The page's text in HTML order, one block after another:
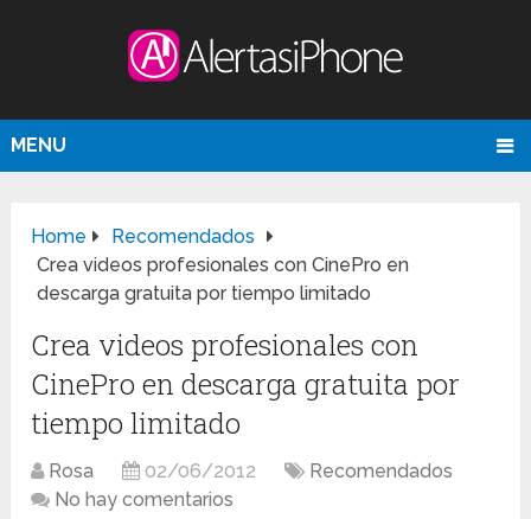
MENU
Home
Recomendados
Crea videos profesionales con CinePro en
descarga gratuita por tiempo limitado
Crea videos profesionales con
CinePro en descarga gratuita por
tiempo limitado
Rosa 02/06/2012
Recomendados
No hay comentarios